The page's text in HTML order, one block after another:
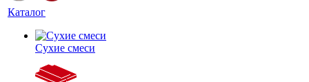
Каталог
Сухие смеси